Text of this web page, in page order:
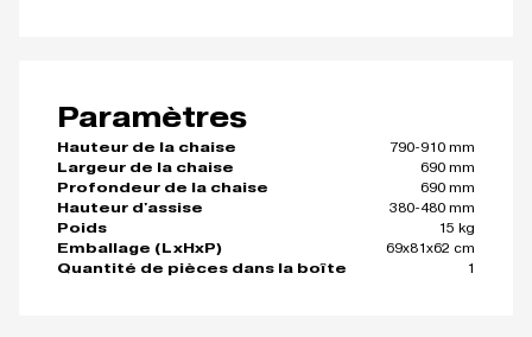
Paramètres
Hauteur de la chaise
790-910 mm
Largeur de la chaise
690 mm
Profondeur de la chaise
690 mm
Hauteur d'assise
380-480 mm
Poids
15 kg
Emballage (LxHxP)
69x81x62 cm
Quantité de pièces dans la boîte
1